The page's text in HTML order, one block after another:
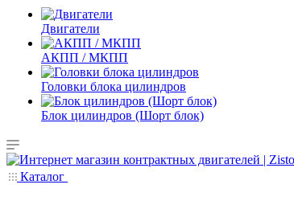
Двигатели
АКПП / МКПП
Головки блока цилиндров
Блок цилиндров (Шорт блок)
Каталог